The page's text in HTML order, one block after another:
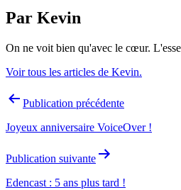
Par Kevin
On ne voit bien qu'avec le cœur.
Voir tous les articles de Kevin.
Navigation
l’article
Publication précédente
Joyeux anniversaire VoiceOver !
Publication suivante
Edencast : 5 ans plus tard !